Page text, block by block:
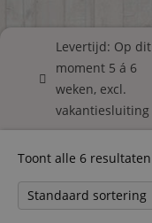
Levertijd: Op dit
moment 5 á 6
weken, excl.
vakantiesluiting
Toont alle 6 resultaten